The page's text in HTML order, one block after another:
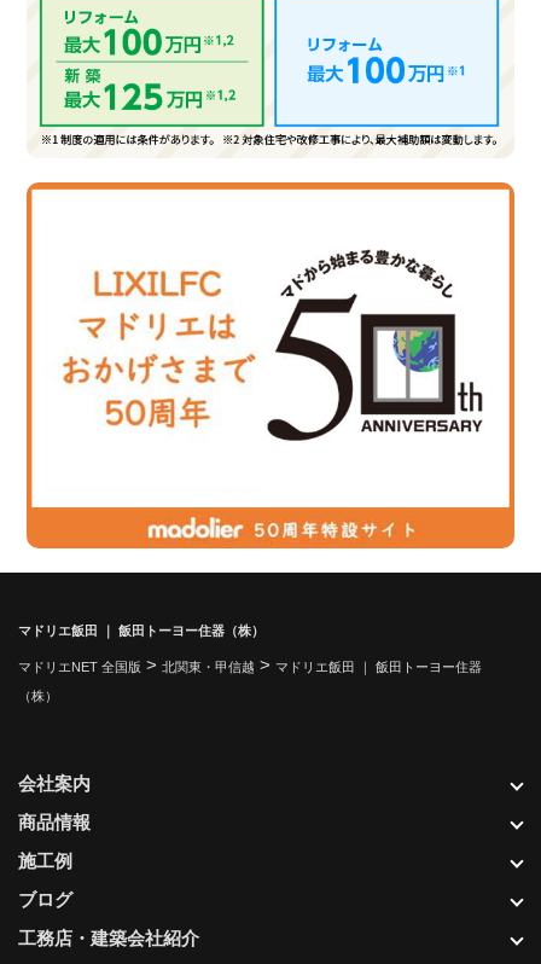
マドリエ飯田 ｜ 飯田トーヨー住器（株）
マドリエNET 全国版 > 北関東・甲信越 > マドリエ飯田 ｜ 飯田トーヨー住器
（株）
会社案内
商品情報
施工例
ブログ
工務店・建築会社紹介